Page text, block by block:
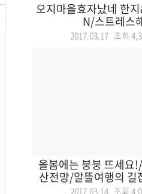
오지마을효자났네 한
N/스트레스
2017.03.17 조회
올봄에는 붕붕 뜨세요
산전망/알뜰여행의 길
2017.03.14 조회